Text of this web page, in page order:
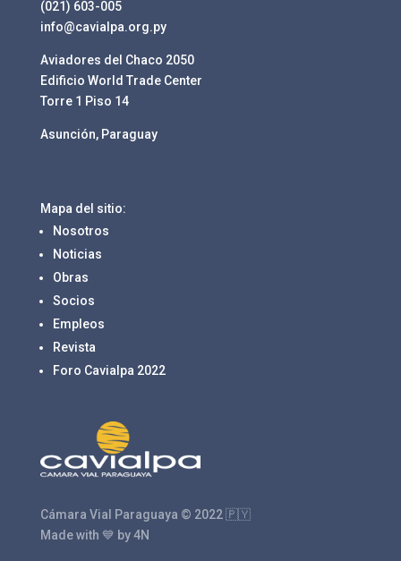
(021) 603-005
info@cavialpa.org.py
Aviadores del Chaco 2050
Edificio World Trade Center
Torre 1 Piso 14
Asunción, Paraguay
Mapa del sitio:
Nosotros
Noticias
Obras
Socios
Empleos
Revista
Foro Cavialpa 2022
Cámara Vial Paraguaya © 2022 🇵🇾
Made with 💙 by 4N